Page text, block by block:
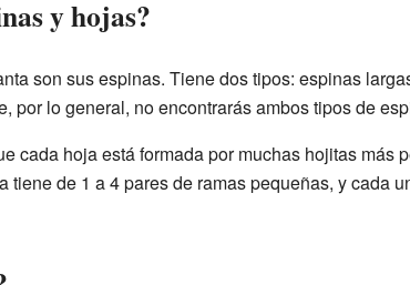
y hojas?
son sus espinas. Tiene dos tipos: espinas
por lo general, no encontrarás ambos tipos de
cada hoja está formada por muchas hojitas más
de 1 a 4 pares de ramas pequeñas, y cada